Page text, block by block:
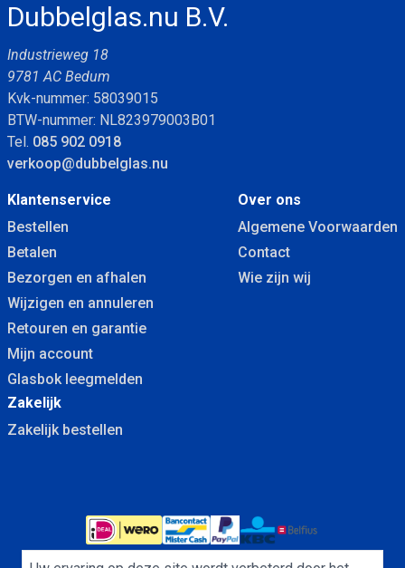
Dubbelglas.nu B.V.
Industrieweg 18
9781 AC Bedum
Kvk-nummer: 58039015
BTW-nummer: NL823979003B01
Tel. 085 902 0918
verkoop@dubbelglas.nu
Klantenservice
Bestellen
Betalen
Bezorgen en afhalen
Wijzigen en annuleren
Retouren en garantie
Mijn account
Glasbok leegmelden
Over ons
Algemene Voorwaarden
Contact
Wie zijn wij
Zakelijk
Zakelijk bestellen